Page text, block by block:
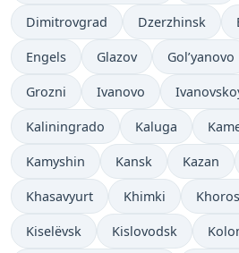
Dimitrovgrad Dzerzhinsk
Engels Glazov Gol’yanovo
Grozni Ivanovo
Kaliningrado Kaluga
Kamyshin Kansk Kazan
Khasavyurt Khimki
Kiselëvsk Kislovodsk